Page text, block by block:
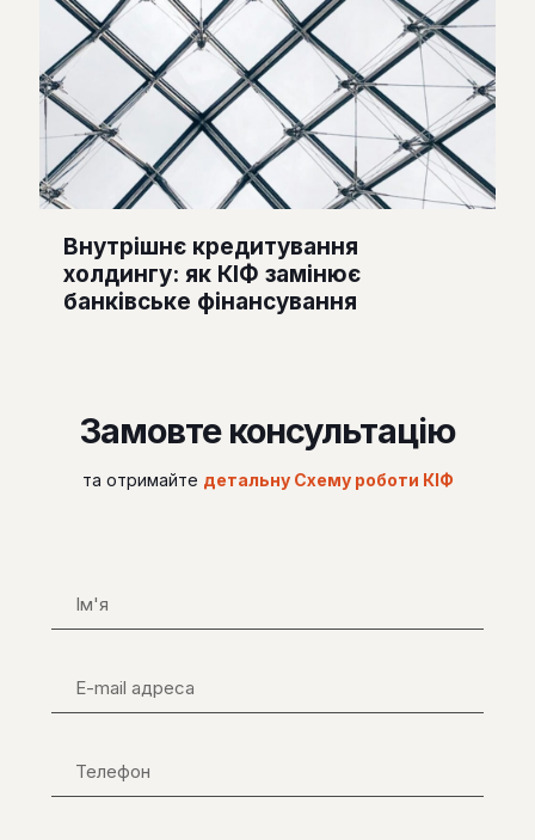
Внутрішнє кредитування
холдингу: як КІФ замінює
банківське фінансування
Замовте консультацію
та отримайте детальну Схему роботи КІФ